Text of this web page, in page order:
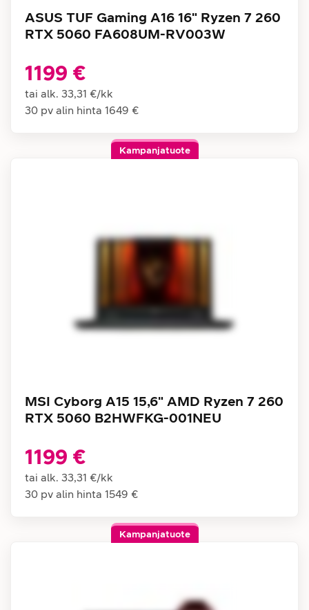
ASUS TUF Gaming A16 16" Ryzen 7 260
RTX 5060 FA608UM-RV003W
1199 €
tai alk. 33,31 €/kk
30 pv alin hinta 1649 €
Kampanjatuote
MSI Cyborg A15 15,6" AMD Ryzen 7 260
RTX 5060 B2HWFKG-001NEU
1199 €
tai alk. 33,31 €/kk
30 pv alin hinta 1549 €
Kampanjatuote